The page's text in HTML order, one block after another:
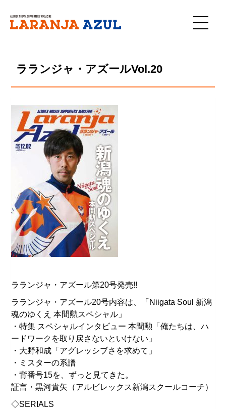
content
ラランジャ・アズールVol.20
ラランジャ・アズール第20号発売!!
ラランジャ・アズール20号内容は、「Niigata Soul 新潟
魂のゆくえ 本間勲スペシャル」
・特集 スペシャルインタビュー 本間勲「俺たちは、ハ
ードワークを取り戻さないといけない」
・大野和成「アグレッシブさを求めて」
・ミスターの系譜
・背番号15を、ずっと見てきた。
証言・黒河貴矢（アルビレックス新潟スクールコーチ）
◇SERIALS